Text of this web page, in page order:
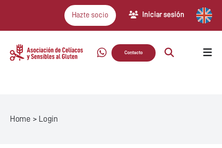
Hazte socio Iniciar sesión
Contacto
Home > Login